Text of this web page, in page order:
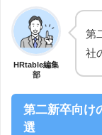
HRtable編集
部
第
社
第二新卒向け
選